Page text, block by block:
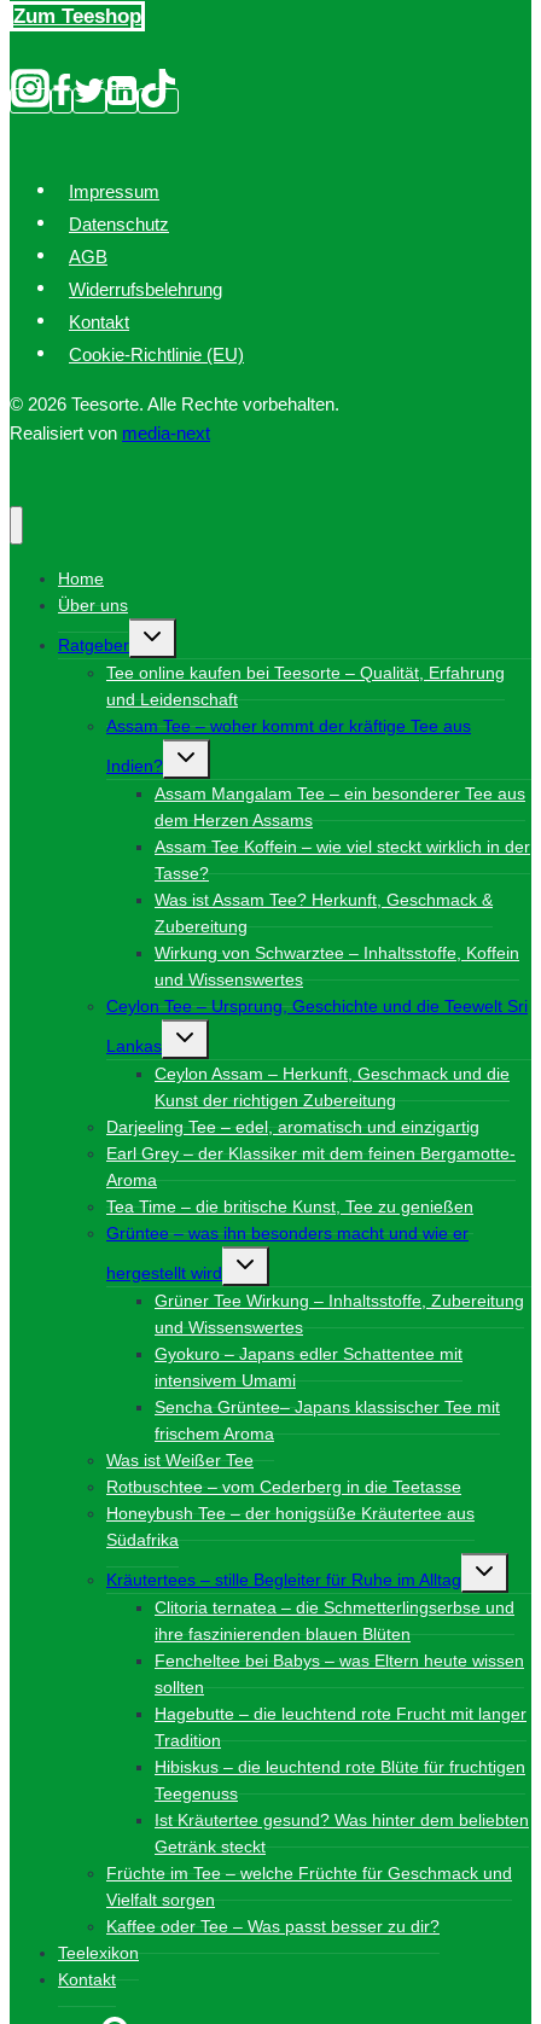
Zum Teeshop
Impressum
Datenschutz
AGB
Widerrufsbelehrung
Kontakt
Cookie-Richtlinie (EU)
© 2026 Teesorte. Alle Rechte vorbehalten.
Realisiert von media-next
Home
Über uns
Ratgeber
Untermenü
Tee online kaufen bei Teesorte – Qualität, Erfahrung
und Leidenschaft
Assam Tee – woher kommt der kräftige Tee aus
Indien?
Untermenü
Assam Mangalam Tee – ein besonderer Tee aus
dem Herzen Assams
Assam Tee Koffein – wie viel steckt wirklich in der
Tasse?
Was ist Assam Tee? Herkunft, Geschmack &
Zubereitung
Wirkung von Schwarztee – Inhaltsstoffe, Koffein
und Wissenswertes
Ceylon Tee – Ursprung, Geschichte und die Teewelt Sri
Lankas
Untermenü
Ceylon Assam – Herkunft, Geschmack und die
Kunst der richtigen Zubereitung
Darjeeling Tee – edel, aromatisch und einzigartig
Earl Grey – der Klassiker mit dem feinen Bergamotte-
Aroma
Tea Time – die britische Kunst, Tee zu genießen
Grüntee – was ihn besonders macht und wie er
hergestellt wird
Untermenü
Grüner Tee Wirkung – Inhaltsstoffe, Zubereitung
und Wissenswertes
Gyokuro – Japans edler Schattentee mit
intensivem Umami
Sencha Grüntee– Japans klassischer Tee mit
frischem Aroma
Was ist Weißer Tee
Rotbuschtee – vom Cederberg in die Teetasse
Honeybush Tee – der honigsüße Kräutertee aus
Südafrika
Kräutertees – stille Begleiter für Ruhe im Alltag
Clitoria ternatea – die Schmetterlingserbse und
ihre faszinierenden blauen Blüten
Fencheltee bei Babys – was Eltern heute wissen
sollten
Hagebutte – die leuchtend rote Frucht mit langer
Tradition
Hibiskus – die leuchtend rote Blüte für fruchtigen
Teegenuss
Ist Kräutertee gesund? Was hinter dem beliebten
Getränk steckt
Früchte im Tee – welche Früchte für Geschmack und
Vielfalt sorgen
Kaffee oder Tee – Was passt besser zu dir?
Teelexikon
Kontakt